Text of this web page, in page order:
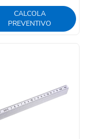
CALCOLA
PREVENTIVO